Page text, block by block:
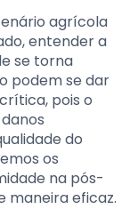
agrícola
entender a
se torna
podem se dar
pois o
do
os
na pós-
maneira eficaz.